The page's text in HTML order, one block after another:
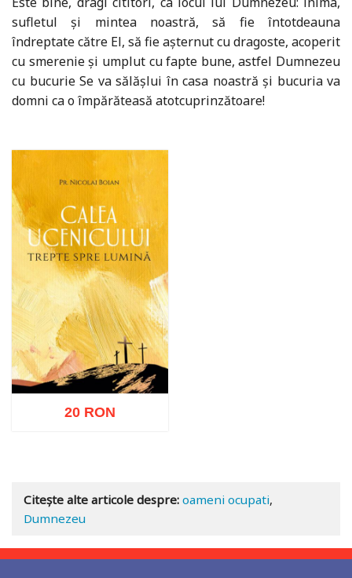
sufletul și mintea noastră, să fie întotdeauna
îndreptate către El, să fie așternut cu dragoste, acoperit
cu smerenie și umplut cu fapte bune, astfel Dumnezeu
cu bucurie Se va sălășlui în casa noastră și bucuria va
domni ca o împărăteasă atotcuprinzătoare!
20 RON
Citește alte articole despre: oameni ocupati,
Dumnezeu